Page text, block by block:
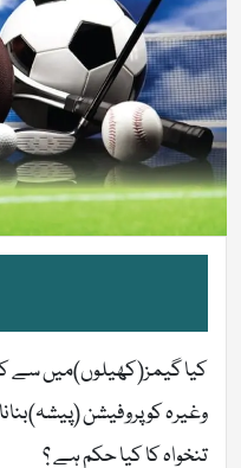
كيا گيمز(کھیلوں)میں سے
وغیرہ کو پروفیشن
تنخواہ کا کیا حکم ہے ؟